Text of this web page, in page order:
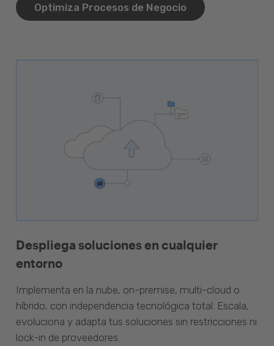
Optimiza Procesos de Negocio
Despliega soluciones en cualquier
entorno
Implementa en la nube, on-premise, multi-cloud o
híbrido, con independencia tecnológica total. Escala,
evoluciona y adapta tus soluciones sin restricciones ni
lock-in de proveedores.